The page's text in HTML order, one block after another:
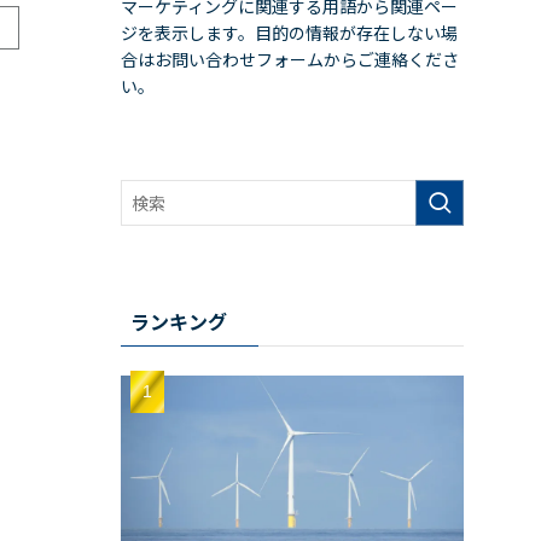
マーケティングに関連する用語から関連ペー
ジを表示します。目的の情報が存在しない場
合はお問い合わせフォームからご連絡くださ
い。
ランキング